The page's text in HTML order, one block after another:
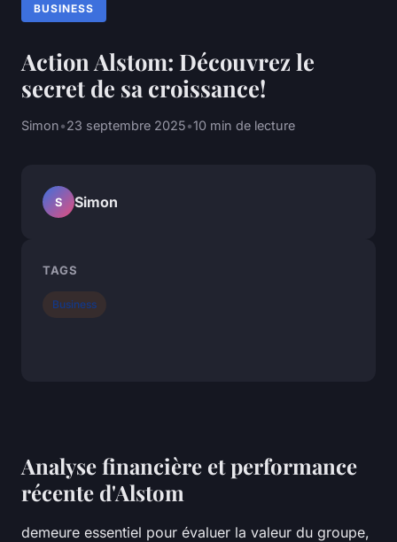
BUSINESS
Action Alstom: Découvrez le
secret de sa croissance!
Simon•23 septembre 2025•10 min de lecture
Analyse financière et performance
récente d'Alstom
demeure essentiel pour évaluer la valeur du groupe,
S Simon
TAGS
Business